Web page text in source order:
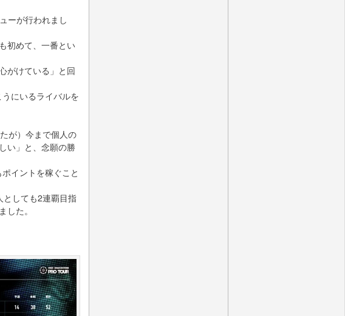
ーが行われまし
初めて、一番とい
がけている」と回
にいるライバルを
が）今まで個人の
い」と、念願の勝
イントを稼ぐこと
しても2連覇目指
た。